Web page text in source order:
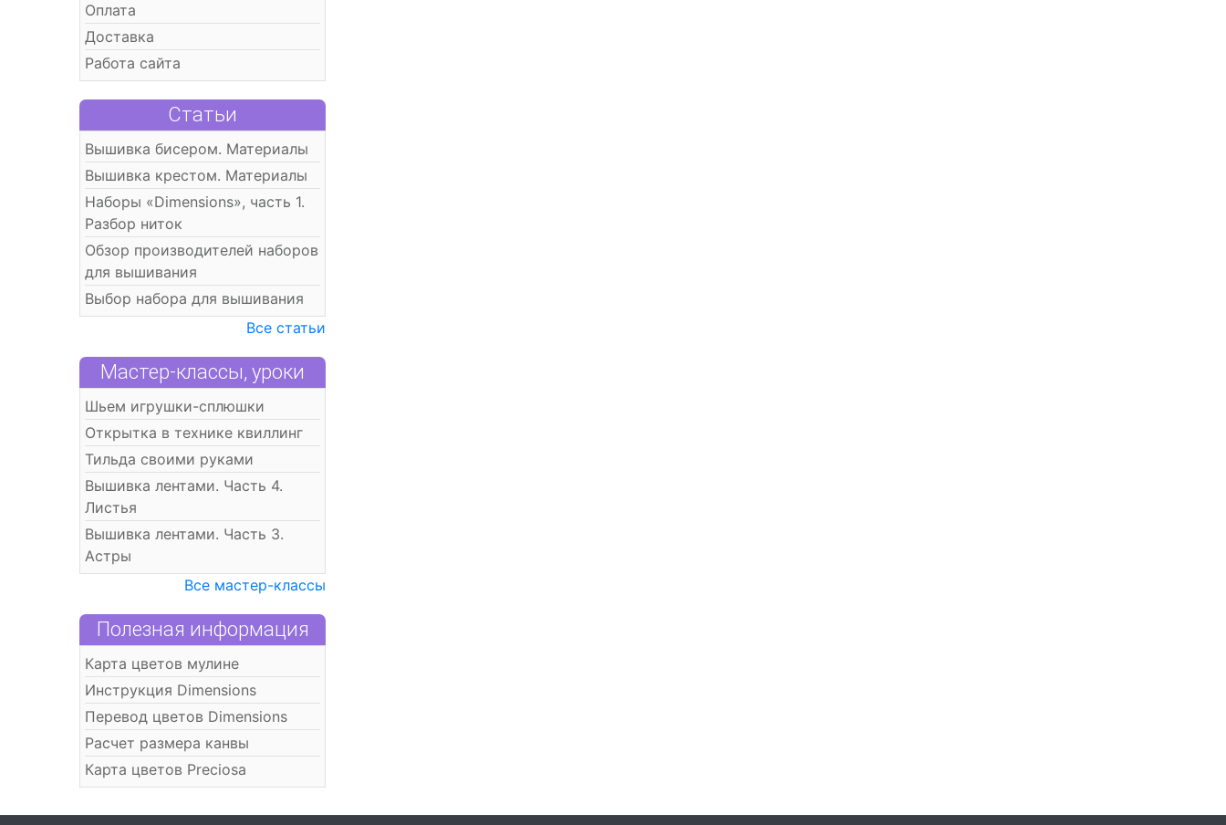
Оплата
Доставка
Работа сайта
Статьи
Вышивка бисером. Материалы
Вышивка крестом. Материалы
Наборы «Dimensions», часть 1.
Разбор ниток
Обзор производителей наборов
для вышивания
Выбор набора для вышивания
Все статьи
Мастер-классы, уроки
Шьем игрушки-сплюшки
Открытка в технике квиллинг
Тильда своими руками
Вышивка лентами. Часть 4.
Листья
Вышивка лентами. Часть 3.
Астры
Все мастер-классы
Полезная информация
Карта цветов мулине
Инструкция Dimensions
Перевод цветов Dimensions
Расчет размера канвы
Карта цветов Preciosa